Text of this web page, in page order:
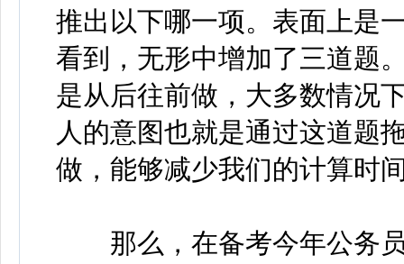
推出以下哪一项。表面上是
看到，无形中增加了三道题
是从后往前做，大多数情况
人的意图也就是通过这道题
做，能够减少我们的计算时
那么，在备考今年公务员